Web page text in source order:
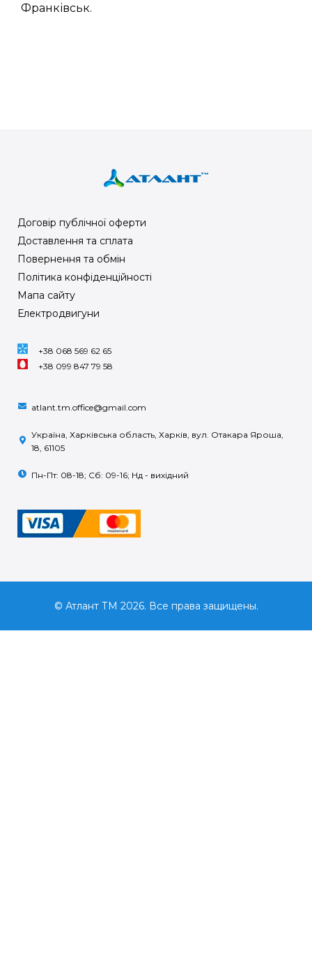
Франківськ.
Договір публічної оферти
Доставлення та сплата
Повернення та обмін
Політика конфіденційності
Мапа сайту
Електродвигуни
+38 068 569 62 65
+38 099 847 79 58
atlant.tm.office@gmail.com
Україна, Харківська область, Харків, вул. Отакара Яроша,
18, 61105
Пн-Пт: 08-18; Сб: 09-16; Нд - вихідний
© Атлант ТМ 2026. Все права защищены.